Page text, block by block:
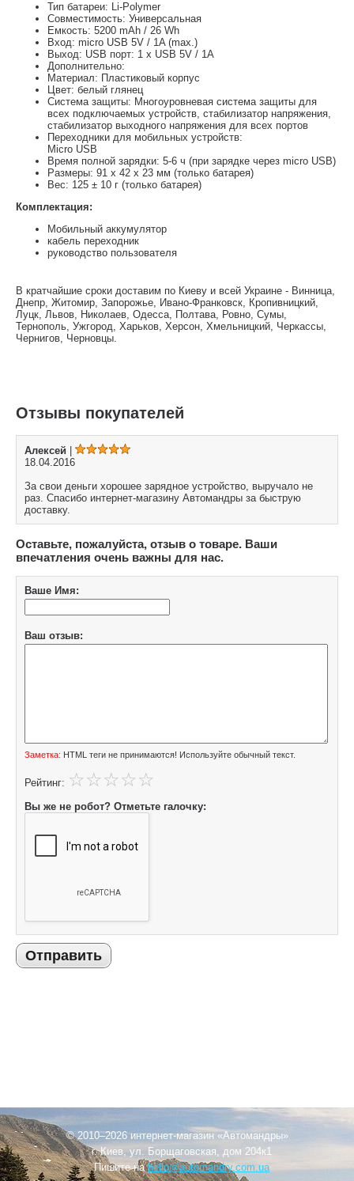
Тип батареи: Li-Polymer
Совместимость: Универсальная
Емкость: 5200 mAh / 26 Wh
Вход: micro USB 5V / 1A (max.)
Выход: USB порт: 1 x USB 5V / 1A
Дополнительно:
Материал: Пластиковый корпус
Цвет: белый глянец
Система защиты: Многоуровневая система защиты для
всех подключаемых устройств, стабилизатор напряжения,
стабилизатор выходного напряжения для всех портов
Переходники для мобильных устройств:
Micro USB
Время полной зарядки: 5-6 ч (при зарядке через micro USB)
Размеры: 91 х 42 х 23 мм (только батарея)
Вес: 125 ± 10 г (только батарея)
Комплектация:
Мобильный аккумулятор
кабель переходник
руководство пользователя
В кратчайшие сроки доставим по Киеву и всей Украине - Винница,
Днепр, Житомир, Запорожье, Ивано-Франковск, Кропивницкий,
Луцк, Львов, Николаев, Одесса, Полтава, Ровно, Сумы,
Тернополь, Ужгород, Харьков, Херсон, Хмельницкий, Черкассы,
Чернигов, Черновцы.
Отзывы покупателей
Алексей
18.04.2016
За свои деньги хорошее зарядное устройство, выручало не
раз. Спасибо интернет-магазину Автомандры за быструю
доставку.
Оставьте, пожалуйста, отзыв о товаре. Ваши
впечатления очень важны для нас.
Ваше Имя:
Ваш отзыв:
Заметка: HTML теги не принимаются! Используйте обычный текст.
Рейтинг:
Вы же не робот? Отметьте галочку:
Отправить
© 2010–2026 интернет-магазин «Автомандры»
г. Киев, ул. Борщаговская, дом 204к1
Пишите наhello@automandry.com.ua